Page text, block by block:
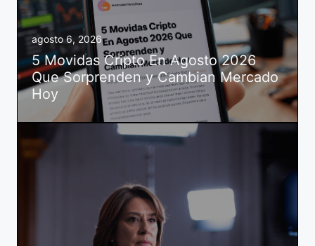
agosto 6, 2026
5 Movidas Cripto En Agosto 2026
Que Sorprenden y Cambian Mercado
Hoy